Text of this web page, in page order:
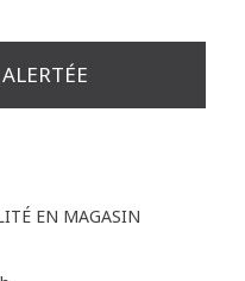
EN MAGASIN